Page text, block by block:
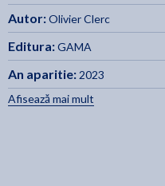
interioare?
Ilustratii color de Gaia
Autor:Olivier Clerc
Editura:GAMA
An aparitie: 2023
Afisează mai mult